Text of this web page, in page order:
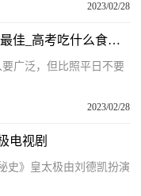
2023/02/28
世界微速讯：尿酸高吃什么食物最好最佳_高考吃什么食物最好
广泛，但比照平日不要
2023/02/28
电视剧
史》皇太极由刘德凯扮演